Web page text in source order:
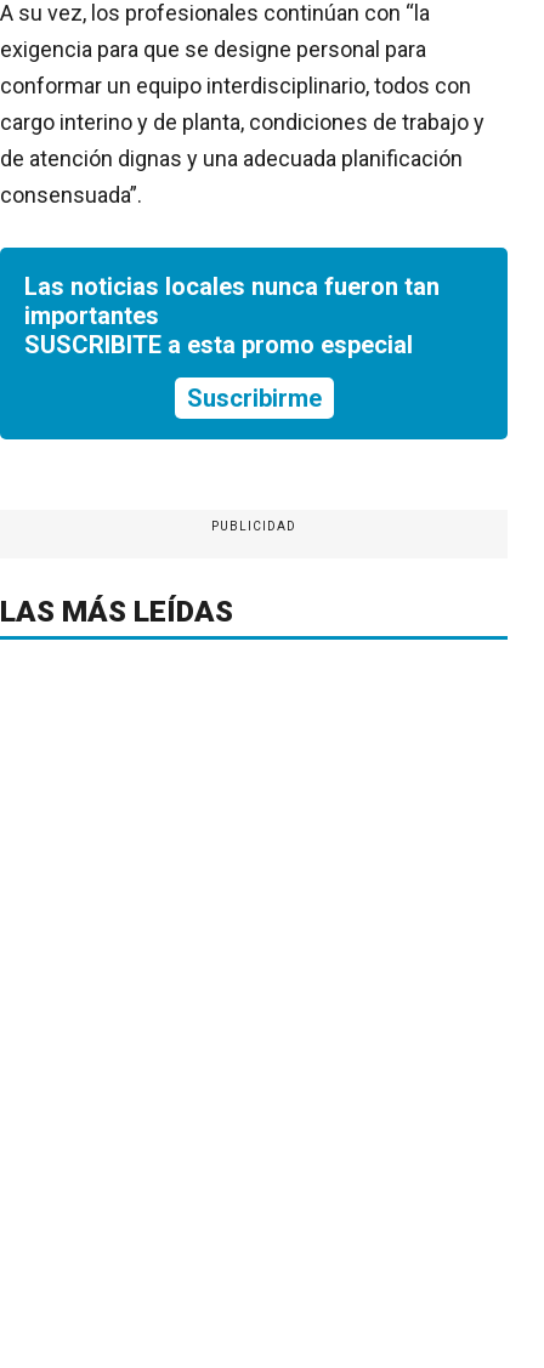
A su vez, los profesionales continúan con “la
exigencia para que se designe personal para
conformar un equipo interdisciplinario, todos con
cargo interino y de planta, condiciones de trabajo y
de atención dignas y una adecuada planificación
consensuada”.
Las noticias locales nunca fueron tan
importantes
SUSCRIBITE a esta promo especial
Suscribirme
PUBLICIDAD
LAS MÁS LEÍDAS